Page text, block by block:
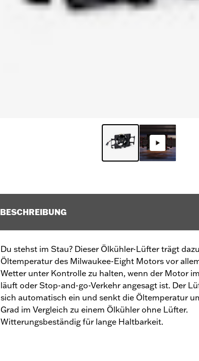
BESCHREIBUNG
Du stehst im Stau? Dieser Ölkühler-Lüfter trägt
Öltemperatur des Milwaukee-Eight Motors vor
Wetter unter Kontrolle zu halten, wenn der Motor
läuft oder Stop-and-go-Verkehr angesagt ist. Der
sich automatisch ein und senkt die Öltemperatur
Grad im Vergleich zu einem Ölkühler ohne Lüfter.
Witterungsbeständig für lange Haltbarkeit.